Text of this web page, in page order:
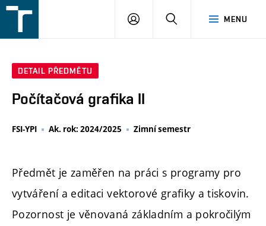
v
MENU
PŘIHLÁŠENÍ
DETAIL PŘEDMĚTU
Počítačová grafika II
FSI-YPI Ak. rok: 2024/2025 Zimní semestr
Předmět je zaměřen na práci s programy pro
vytváření a editaci vektorové grafiky a tiskovin.
Pozornost je věnovaná základním a pokročilým